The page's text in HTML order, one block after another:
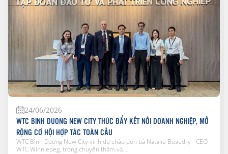
24/06/2026
WTC BINH DUONG NEW CITY THÚC ĐẨY KẾT NỐI DOANH NGHIỆP, MỞ
RỘNG CƠ HỘI HỢP TÁC TOÀN CẦU
WTC Bình Dương New City vinh dự chào đón bà Natalie Beaudry - CEO
WTC Winniepeg, trong chuyến thăm và...